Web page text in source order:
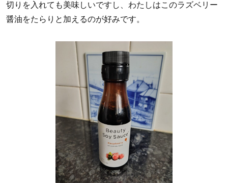
切りを入れても美味しいですし、わたしはこのラズベリー
醤油をたらりと加えるのが好みです。